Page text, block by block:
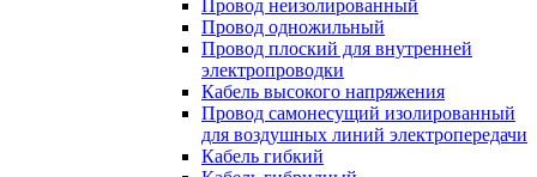
Провод неизолированный
Провод одножильный
Провод плоский для внутренней
электропроводки
Кабель высокого напряжения
Провод самонесущий изолированный
для воздушных линий электропередачи
Кабель гибкий